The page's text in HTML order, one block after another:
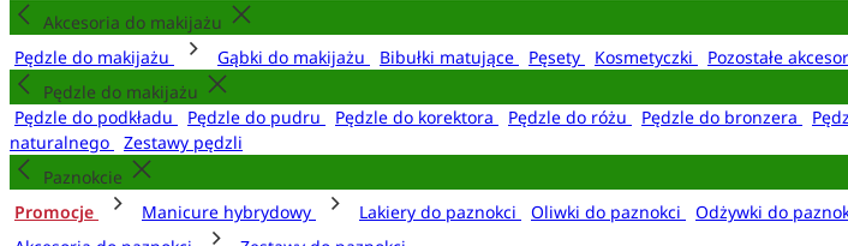
Akcesoria do makijażu
Pędzle do makijażu
Gąbki do makijażu Bibułki matujące Pęsety Kosmetyczki
Pozostałe
Pędzle do makijażu
Pędzle do podkładu
Pędzle do pudru Pędzle do korektora Pędzle do różu Pędzle do bronzera
naturalnego
Zestawy pędzli
Paznokcie
Promocje
Manicure hybrydowy Lakiery do paznokci Oliwki do paznokci Odżywki do